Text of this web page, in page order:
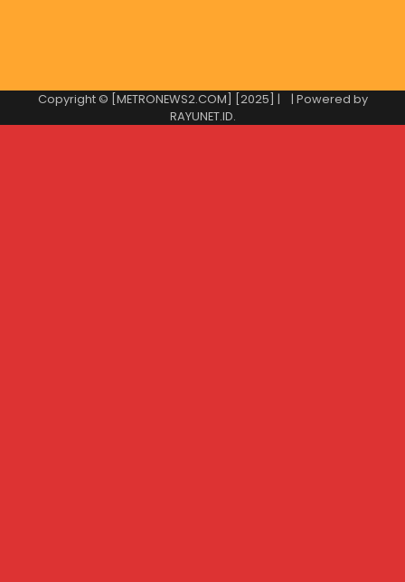
Copyright © [METRONEWS2.COM] [2025] |
| Powered by
RAYUNET.ID.